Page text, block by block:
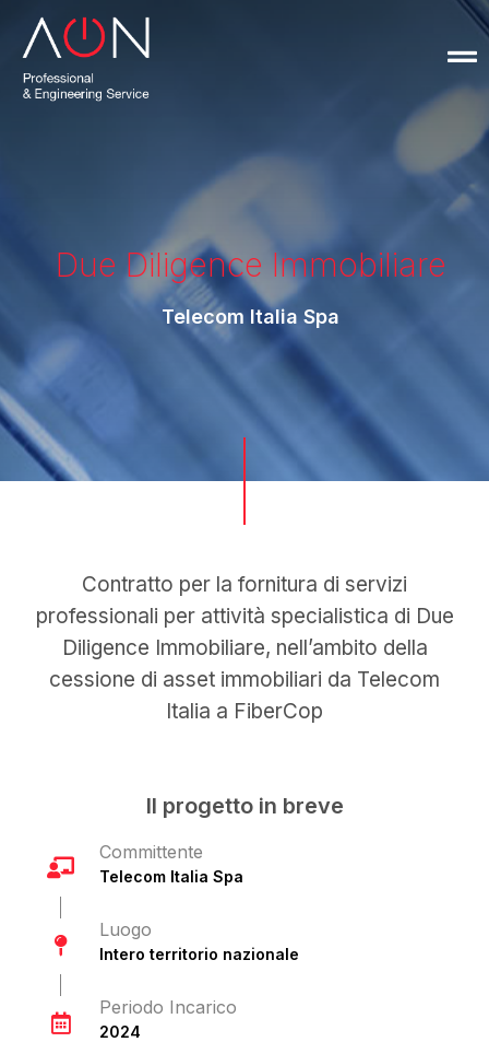
Due Diligence Immobiliare
Telecom Italia Spa
Contratto per la fornitura di servizi
professionali per attività specialistica di Due
Diligence Immobiliare, nell’ambito della
cessione di asset immobiliari da Telecom
Italia a FiberCop
Il progetto in breve
Committente
Telecom Italia Spa
Luogo
Intero territorio nazionale
Periodo Incarico
2024